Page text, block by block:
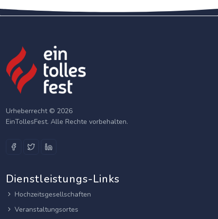
Urheberrecht © 2026
EinTollesFest. Alle Rechte vorbehalten.
Dienstleistungs-Links
Hochzeitsgesellschaften
Veranstaltungsortes